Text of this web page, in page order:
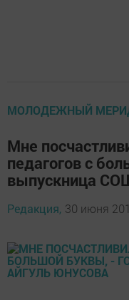
МОЛОДЕЖНЫЙ
Мне
педагогов с
выпускница
Редакция, 30 июня